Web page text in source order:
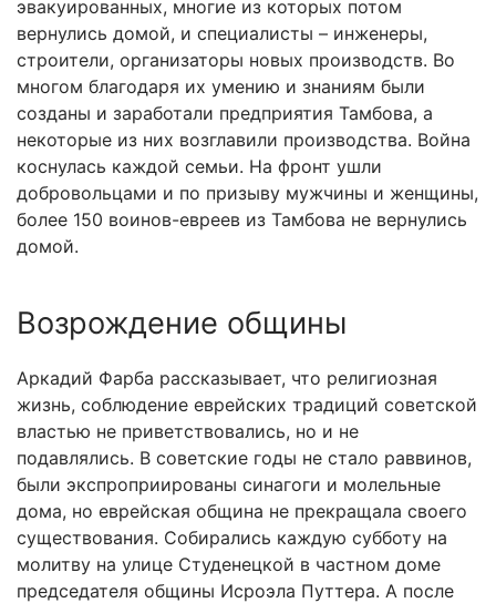
эвакуированных, многие из которых потом
вернулись домой, и специалисты – инженеры,
строители, организаторы новых производств. Во
многом благодаря их умению и знаниям были
созданы и заработали предприятия Тамбова, а
некоторые из них возглавили производства. Война
коснулась каждой семьи. На фронт ушли
добровольцами и по призыву мужчины и женщины,
более 150 воинов-евреев из Тамбова не вернулись
домой.
Возрождение общины
Аркадий Фарба рассказывает, что религиозная
жизнь, соблюдение еврейских традиций советской
властью не приветствовались, но и не
подавлялись. В советские годы не стало раввинов,
были экспроприированы синагоги и молельные
дома, но еврейская община не прекращала своего
существования. Собирались каждую субботу на
молитву на улице Студенецкой в частном доме
председателя общины Исроэла Путтера. А после